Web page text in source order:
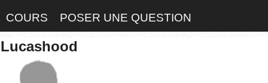
COURS POSER UNE QUESTION
Lucashood